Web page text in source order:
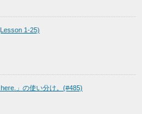
1-25)
here.」の使い分け。(#485)